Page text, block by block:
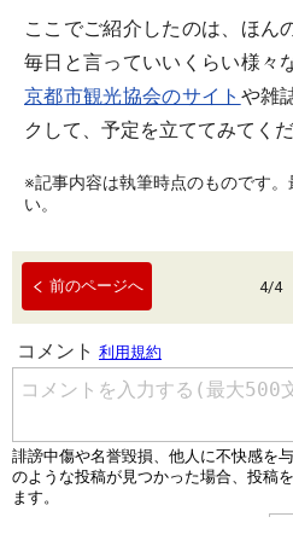
ここでご紹介したのは、ほん
毎日と言っていいくらい様々
京都市観光協会のサイト や雑
クして、予定を立ててみてくだ
※記事内容は執筆時点のものです
い。
前のページへ 4/4